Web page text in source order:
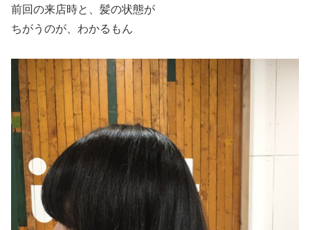
前回の来店時と、髪の状態が
ちがうのが、わかるもん